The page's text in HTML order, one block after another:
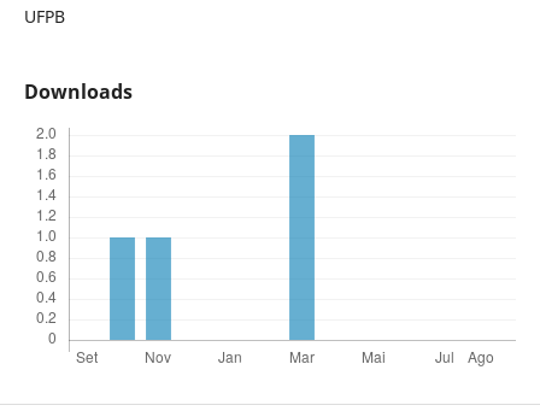
UFPB
Downloads